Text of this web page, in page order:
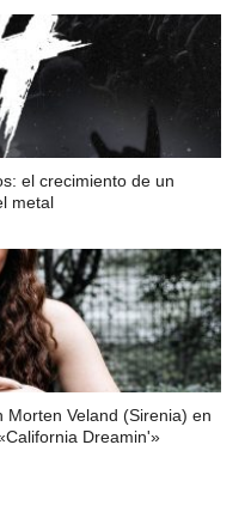
el crecimiento de un
metal
Veland (Sirenia) en
Dreamin'»